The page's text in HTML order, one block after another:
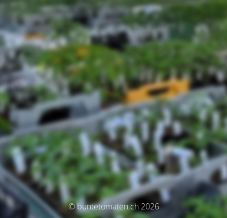
© buntetomaten.ch 2026